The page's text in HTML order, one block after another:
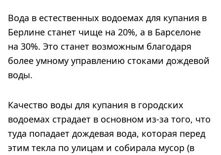
Вода в естественных водоемах для купания в
Берлине станет чище на 20%, а в Барселоне
на 30%. Это станет возможным благодаря
более умному управлению стоками дождевой
воды.
Качество воды для купания в городских
водоемах страдает в основном из-за того, что
туда попадает дождевая вода, которая перед
этим текла по улицам и собирала мусор (в